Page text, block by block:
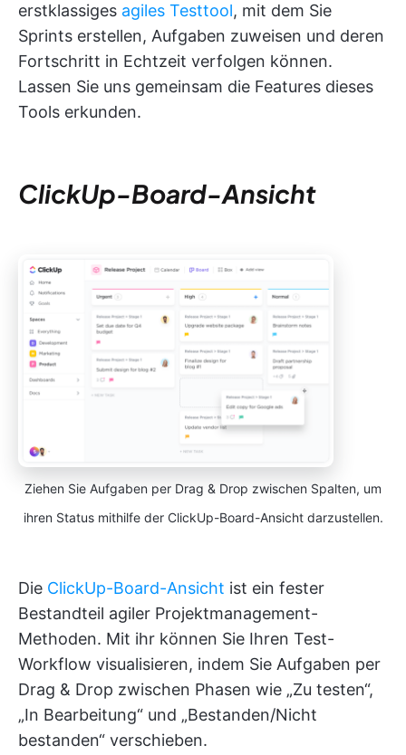
erstklassiges agiles Testtool, mit dem Sie
Sprints erstellen, Aufgaben zuweisen und deren
Fortschritt in Echtzeit verfolgen können.
Lassen Sie uns gemeinsam die Features dieses
Tools erkunden.
ClickUp-Board-Ansicht
Ziehen Sie Aufgaben per Drag & Drop zwischen Spalten, um
ihren Status mithilfe der ClickUp-Board-Ansicht darzustellen.
Die ClickUp-Board-Ansicht ist ein fester
Bestandteil agiler Projektmanagement-
Methoden. Mit ihr können Sie Ihren Test-
Workflow visualisieren, indem Sie Aufgaben per
Drag & Drop zwischen Phasen wie „Zu testen“,
„In Bearbeitung“ und „Bestanden/Nicht
bestanden“ verschieben.